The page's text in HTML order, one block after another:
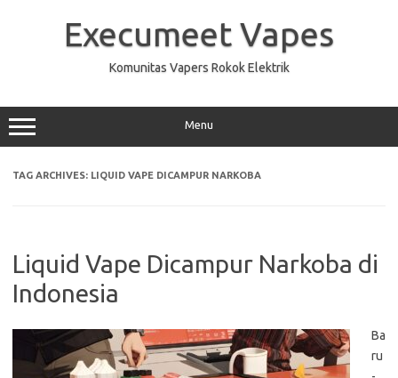
Execumeet Vapes
Komunitas Vapers Rokok Elektrik
Menu
TAG ARCHIVES: LIQUID VAPE DICAMPUR NARKOBA
Liquid Vape Dicampur Narkoba di
Indonesia
Ba
ru